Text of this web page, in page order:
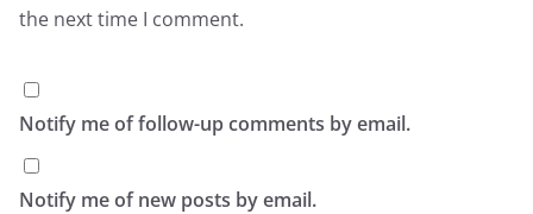
the next time I comment.
Notify me of follow-up comments by email.
Notify me of new posts by email.